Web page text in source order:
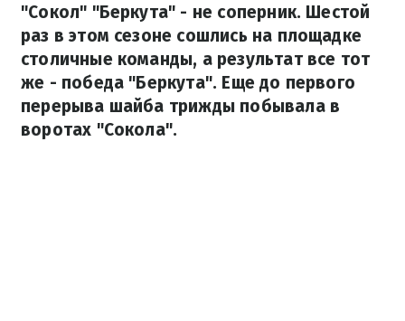
"Сокол" "Беркута" - не соперник. Шестой
раз в этом сезоне сошлись на площадке
столичные команды, а результат все тот
же - победа "Беркута". Еще до первого
перерыва шайба трижды побывала в
воротах "Сокола".